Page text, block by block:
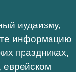
иудаизму,
информацию
праздниках,
еврейском